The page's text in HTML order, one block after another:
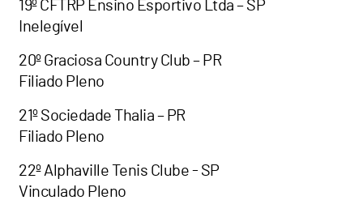
19º CFTRP Ensino Esportivo Ltda – SP
Inelegível
20º Graciosa Country Club – PR
Filiado Pleno
21º Sociedade Thalia – PR
Filiado Pleno
22º Alphaville Tenis Clube - SP
Vinculado Pleno